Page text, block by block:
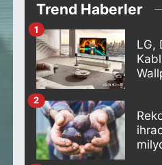
Trend Haberler
LG,
1
2